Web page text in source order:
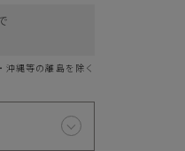
縄等の離島を除く